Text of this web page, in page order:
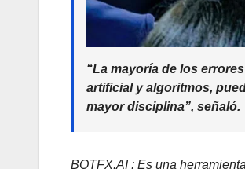
“La mayoría de los
artificial y algoritmos,
mayor disciplina”, señaló.
BOTFX.AI : Es una